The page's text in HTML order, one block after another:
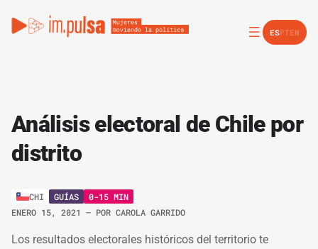
ESPTEN
Análisis electoral de Chile por
distrito
CHI GUÍAS
0-15 MIN
ENERO 15, 2021 – POR CAROLA GARRIDO
Los resultados electorales históricos del territorio te